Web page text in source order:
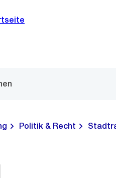
Politik & Recht